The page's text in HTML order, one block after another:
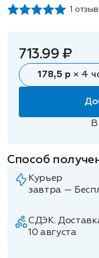
1 отзыв
713.99 ₽
178,5 р × 4
Способ
Курьер
завтра —
СДЭК.
10 августа